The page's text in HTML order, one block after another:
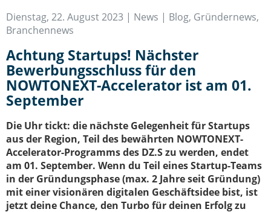
Start-Up Augsburg
Dienstag, 22. August 2023 | News | Blog, Gründernews,
Branchennews
Achtung Startups! Nächster
Bewerbungsschluss für den
NOWTONEXT-Accelerator ist am 01.
September
Die Uhr tickt: die nächste Gelegenheit für Startups
aus der Region, Teil des bewährten NOWTONEXT-
Accelerator-Programms des DZ.S zu werden, endet
am 01. September. Wenn du Teil eines Startup-Teams
in der Gründungsphase (max. 2 Jahre seit Gründung)
mit einer visionären digitalen Geschäftsidee bist, ist
jetzt deine Chance, den Turbo für deinen Erfolg zu